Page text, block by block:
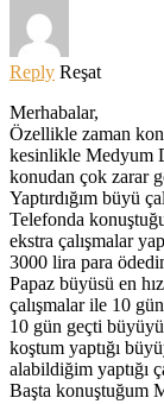
Reply Reşat
Merhabalar,
Özellikle zaman
kesinlikle Medyum
konudan çok zarar
Yaptırdığım büyü
Telefonda
ekstra çalışmalar
3000 lira para
Papaz büyüsü en
çalışmalar ile 10
10 gün geçti
koştum yaptığı
alabildiğim yaptığı
Başta konuştuğum